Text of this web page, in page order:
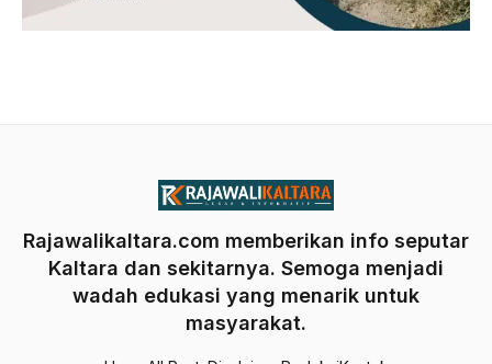
Rajawalikaltara.com memberikan info seputar
Kaltara dan sekitarnya. Semoga menjadi
wadah edukasi yang menarik untuk
masyarakat.